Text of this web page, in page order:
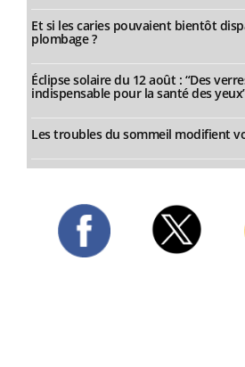
Et si les caries pouvaient bientôt
plombage ?
Éclipse solaire du 12 août : “Des
indispensable pour la santé des
Les troubles du sommeil modifient